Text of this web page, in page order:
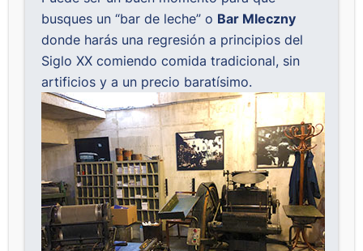
busques un “bar de leche” o Bar Mleczny
donde harás una regresión a principios del
Siglo XX comiendo comida tradicional, sin
artificios y a un precio baratísimo.